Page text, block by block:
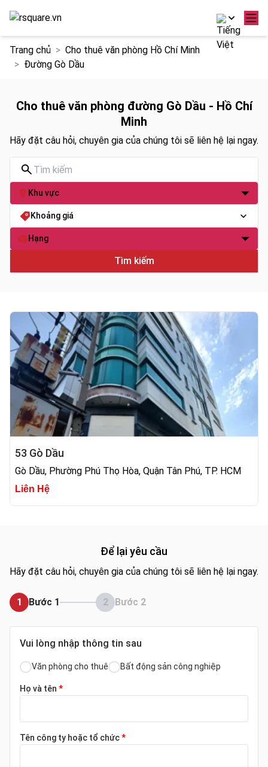
đến
Trang chủ
Cho thuê văn phòng Hồ Chí Minh
Đường Gò Dầu
Cho thuê văn phòng đường Gò Dầu - Hồ Chí
Minh
Hãy đặt câu hỏi, chuyên gia của chúng tôi sẽ liên hệ lại ngay.
Khu vực
Khoảng giá
Hạng
Tìm kiếm
53 Gò Dầu
Gò Dầu, Phường Phú Thọ Hòa, Quận Tân Phú, TP. HCM
Liên Hệ
Để lại yêu cầu
Hãy đặt câu hỏi, chuyên gia của chúng tôi sẽ liên hệ lại ngay.
1 Bước 1 2 Bước 2
Vui lòng nhập thông tin sau
Văn phòng cho thuê Bất động sản công nghiệp
Họ và tên *
Tên công ty hoặc tổ chức*